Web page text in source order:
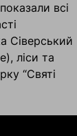
всі
Сіверський
ліси та
“Святі